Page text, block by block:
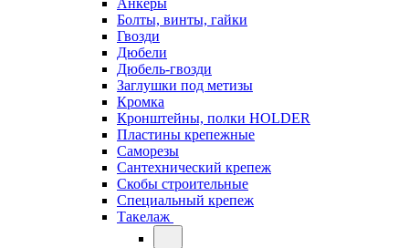
Анкеры
Болты, винты, гайки
Гвозди
Дюбели
Дюбель-гвозди
Заглушки под метизы
Кромка
Кронштейны, полки НОLDER
Пластины крепежные
Саморезы
Сантехнический крепеж
Скобы строительные
Специальный крепеж
Такелаж